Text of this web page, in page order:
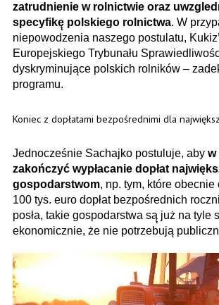
zatrudnienie w rolnictwie oraz
specyfikę̨ polskiego rolnictwa. W
niepowodzenia naszego postulatu,
Europejskiego Trybunału
dyskryminujące polskich rolników –
programu.
Koniec z dopłatami bezpośrednimi dla
Jednocześnie Sachajko postuluje, aby w
zakończyć wypłacanie dopłat
gospodarstwom, np. tym, które obecnie
100 tys. euro dopłat bezpośrednich
posła, takie gospodarstwa są̨ już na tyle
ekonomicznie, że nie potrzebują